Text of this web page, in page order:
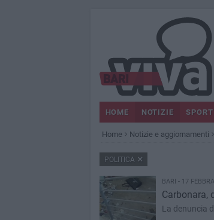
HOME NOTIZIE SPORT
Home Notizie e aggiornamenti
POLITICA
BARI - 17
Carbonara,
La denuncia